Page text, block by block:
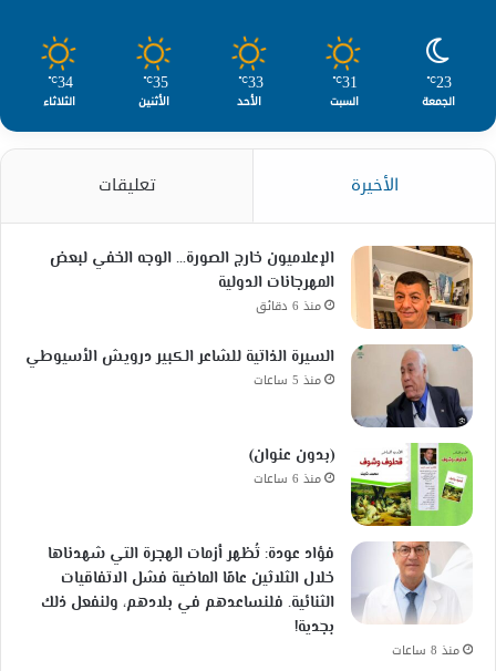
23
℃
الجمعة
31
℃
السبت
33
℃
الأحد
35
℃
الأثنين
34
℃
الثلاثاء
الأخيرة تعليقات
الإعلاميون خارج الصورة… الوجه الخفي لبعض
المهرجانات الدولية
منذ 6 دقائق
السيرة الذاتية للشاعر الكبير درويش الأسيوطي
منذ 5 ساعات
(بدون عنوان)
منذ 6 ساعات
فؤاد عودة: تُظهر أزمات الهجرة التي شهدناها
خلال الثلاثين عامًا الماضية فشل الاتفاقيات
الثنائية. فلنساعدهم في بلادهم، ولنفعل ذلك
بجدية!
منذ 8 ساعات